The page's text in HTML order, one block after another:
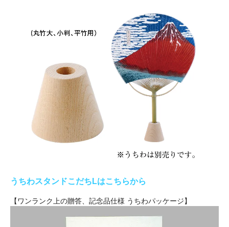
うちわスタンドこだちLはこちらから
【ワンランク上の贈答、記念品仕様 うちわパッケージ】